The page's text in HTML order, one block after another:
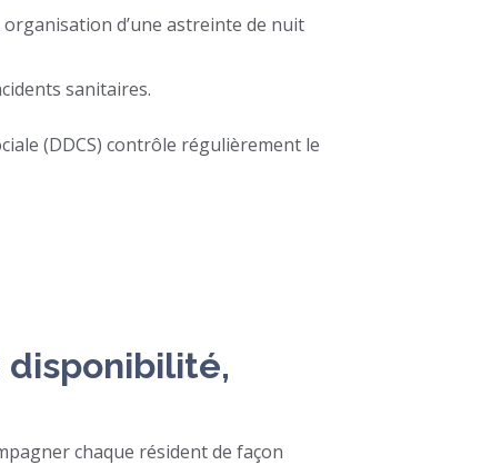
d’une astreinte de nuit
sanitaires.
(DDCS) contrôle régulièrement le
disponibilité,
chaque résident de façon